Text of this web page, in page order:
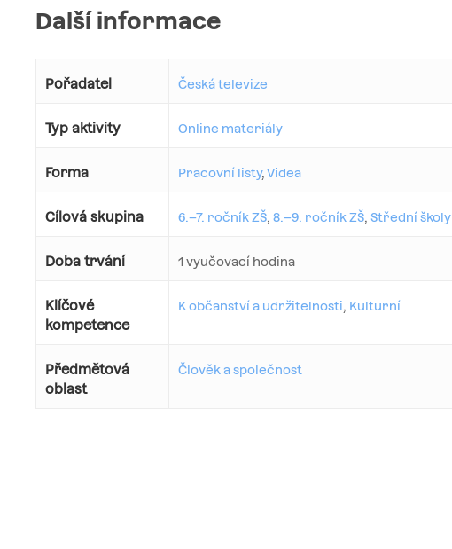
Další informace
Pořadatel Česká televize
Typ aktivity Online materiály
Forma Pracovní listy, Videa
Cílová skupina 6.–7. ročník ZŠ, 8.–9. ročník ZŠ, Střední školy
Doba trvání 1 vyučovací hodina
Klíčové
kompetence
K občanství a udržitelnosti, Kulturní
Předmětová
oblast
Člověk a společnost